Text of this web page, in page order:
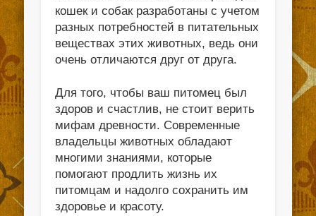
кошек и собак разработаны с учетом
разных потребностей в питательных
веществах этих животных, ведь они
очень отличаются друг от друга.
Для того, чтобы ваш питомец был
здоров и счастлив, не стоит верить
мифам древности. Современные
владельцы животных обладают
многими знаниями, которые
помогают продлить жизнь их
питомцам и надолго сохранить им
здоровье и красоту.